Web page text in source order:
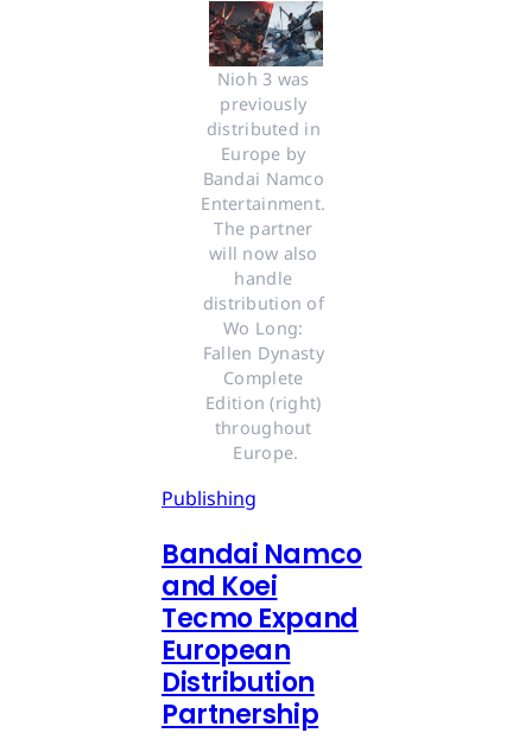
Nioh 3 was
previously
distributed in
Europe by
Bandai Namco
Entertainment.
The partner
will now also
handle
distribution of
Wo Long:
Fallen Dynasty
Complete
Edition (right)
throughout
Europe.
Publishing
Bandai Namco
and Koei
Tecmo Expand
European
Distribution
Partnership